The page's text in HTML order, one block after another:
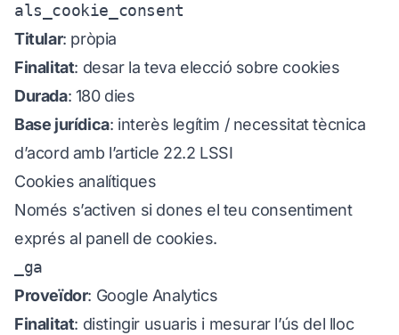
als_cookie_consent
Titular: pròpia
Finalitat: desar la teva elecció sobre cookies
Durada: 180 dies
Base jurídica: interès legítim / necessitat tècnica
d’acord amb l’article 22.2 LSSI
Cookies analítiques
Només s’activen si dones el teu consentiment
exprés al panell de cookies.
_ga
Proveïdor: Google Analytics
Finalitat: distingir usuaris i mesurar l’ús del lloc